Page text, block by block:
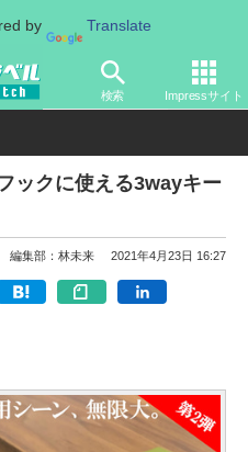
by Translate
検索 Impressサイト
旅行グッズ その他
ックに使える3wayキー
編集部：林未来 2021年4月23日 16:27